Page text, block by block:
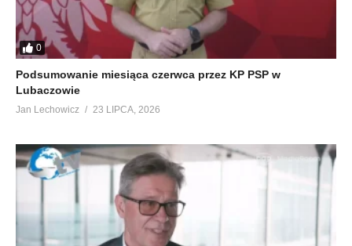
0
Podsumowanie miesiąca czerwca przez KP PSP w
Lubaczowie
Jan Lechowicz 23 LIPCA, 2026